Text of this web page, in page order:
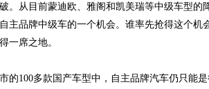
。从目前蒙迪欧、雅阁和凯美瑞等中级车型的
主品牌中级车的一个机会。谁率先抢得这个机
一席之地。
100多款国产车型中，自主品牌汽车仍只能是